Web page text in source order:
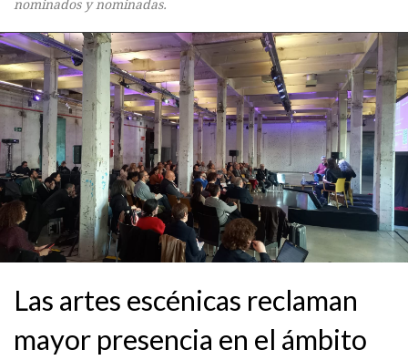
nominados y nominadas.
Las artes escénicas reclaman
mayor presencia en el ámbito